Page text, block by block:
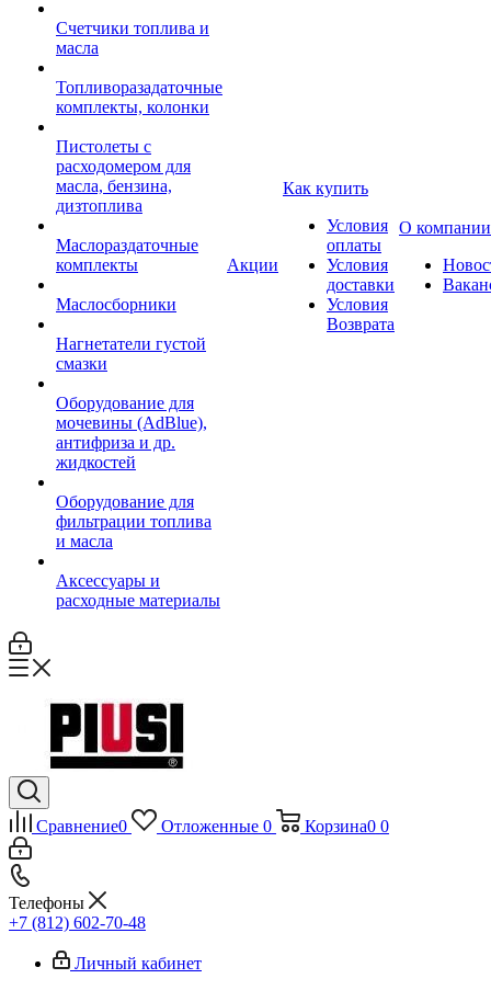
Счетчики топлива и
масла
Топливоразадаточные
комплекты, колонки
Пистолеты с
расходомером для
масла, бензина,
дизтоплива
Маслораздаточные
комплекты
Маслосборники
Нагнетатели густой
смазки
Оборудование для
мочевины (AdBlue),
антифриза и др.
жидкостей
Оборудование для
фильтрации топлива
и масла
Аксессуары и
расходные материалы
Акции
Как купить
Условия
оплаты
Условия
доставки
Условия
Возврата
О компании
Сравнение0 Отложенные 0 Корзина0 0
Телефоны
+7 (812) 602-70-48
Личный кабинет